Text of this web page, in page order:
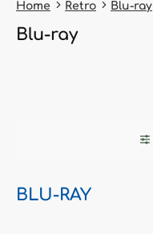
Home Retro Blu-ray
Blu-ray
BLU-RAY